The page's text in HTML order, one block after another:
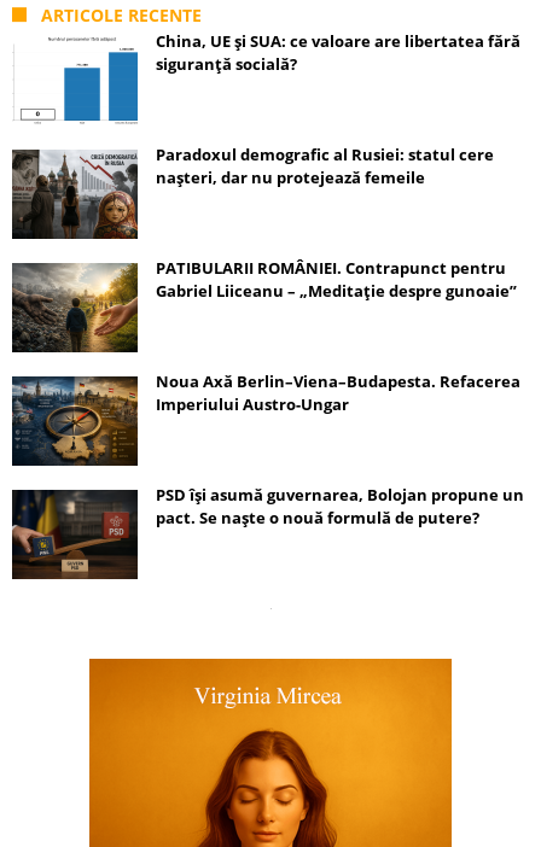
ARTICOLE RECENTE
China, UE și SUA: ce valoare are libertatea fără
siguranță socială?
Paradoxul demografic al Rusiei: statul cere
nașteri, dar nu protejează femeile
PATIBULARII ROMÂNIEI. Contrapunct pentru
Gabriel Liiceanu – „Meditație despre gunoaie”
Noua Axă Berlin–Viena–Budapesta. Refacerea
Imperiului Austro-Ungar
PSD își asumă guvernarea, Bolojan propune un
pact. Se naște o nouă formulă de putere?